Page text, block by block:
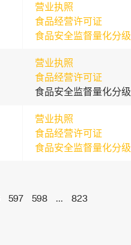
营业执照
食品经营许可证
食品安全监督量化分级
营业执照
食品经营许可证
食品安全监督量化分级
营业执照
食品经营许可证
食品安全监督量化分级
597 598 ... 823